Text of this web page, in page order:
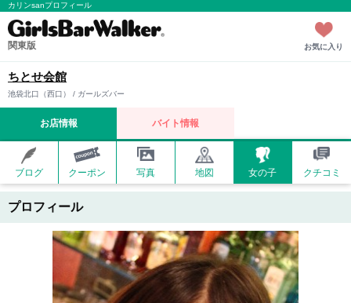
カリンsanプロフィール
関東版 お気に入り
ちとせ会館
池袋北口（西口） / ガールズバー
お店情報 バイト情報
ブログ クーポン 写真 地図 女の子 クチコミ
プロフィール